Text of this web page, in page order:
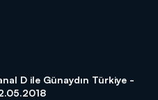
D ile Günaydın Türkiye -